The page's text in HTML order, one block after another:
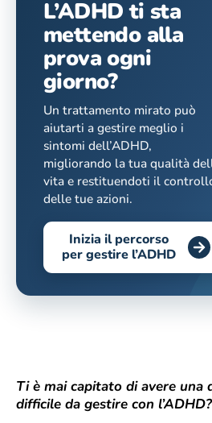
L’ADHD ti sta
mettendo alla
prova ogni
giorno?
Un trattamento mirato può
aiutarti a gestire meglio i
sintomi dell’ADHD,
migliorando la tua qualità
vita e restituendoti il
delle tue azioni.
Inizia il percorso
per gestire l’ADHD
Ti è mai capitato di avere una
difficile da gestire con l’ADHD?